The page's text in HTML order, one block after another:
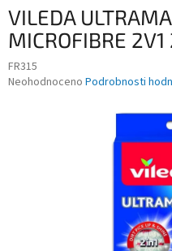
VILEDA
MICROFIBRE 2V1
FR315
Průměrné
Neohodnoceno Podrobnosti